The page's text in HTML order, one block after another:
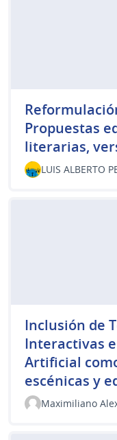
Propuestas
literarias,
LUIS ALBERTO
Inclusión de
Interactivas
Artificial
escénicas y
Maximiliano